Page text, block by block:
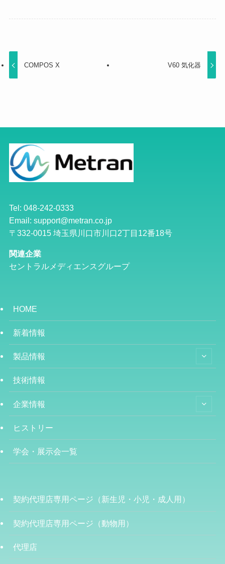
COMPOS X V60 気化器
Tel: 048-242-0333
Email: support@metran.co.jp
〒332-0015 埼玉県川口市川口2丁目12番18号
関連企業
セントラルメディエンスグループ
HOME
新着情報
製品情報
技術情報
企業情報
ヒストリー
学会・展示会一覧
契約代理店専用ページ（新生児・小児・成人用）
契約代理店専用ページ（動物用）
代理店